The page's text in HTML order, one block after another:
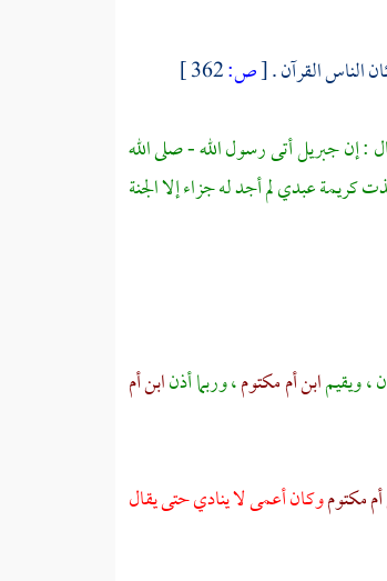
الناس القرآن .[ص:
: إنجبريلأتى رسول الله - صلى الله
كريمة عبدي لم أجد له جزاء إلا الجنة
، ويقيمابن أم مكتوم، وربما أذنابن أم
مكتوموكان أعمى لا ينادي حتى يقال